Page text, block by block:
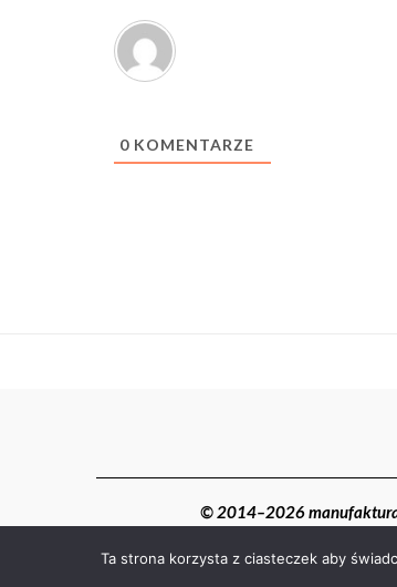
0KOMENTARZE
© 2014–2026
Ta strona korzysta z ciasteczek aby